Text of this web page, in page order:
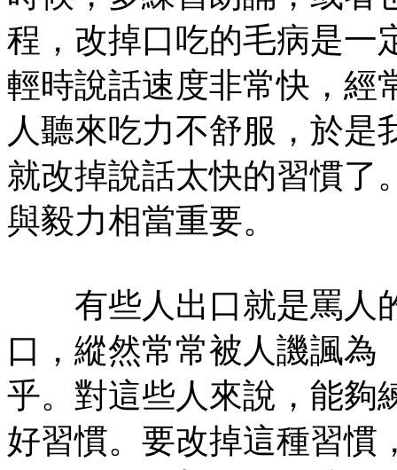
程，改掉口吃的毛病是一
輕時說話速度非常快，經
人聽來吃力不舒服，於是
就改掉說話太快的習慣了
與毅力相當重要。
有些人出口就是罵人
口，縱然常常被人譏諷為
乎。對這些人來說，能夠
好習慣。要改掉這種習慣